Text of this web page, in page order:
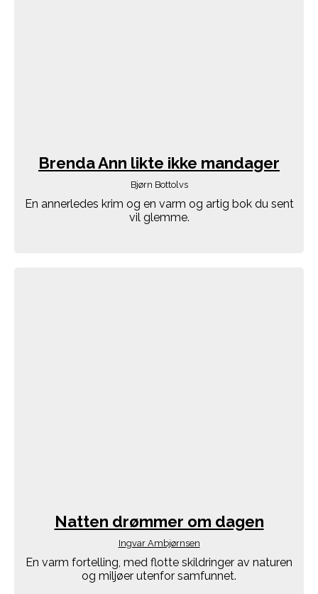
Brenda Ann likte ikke mandager
Bjørn Bottolvs
En annerledes krim og en varm og artig bok du sent
vil glemme.
Natten drømmer om dagen
Ingvar Ambjørnsen
En varm fortelling, med flotte skildringer av naturen
og miljøer utenfor samfunnet.